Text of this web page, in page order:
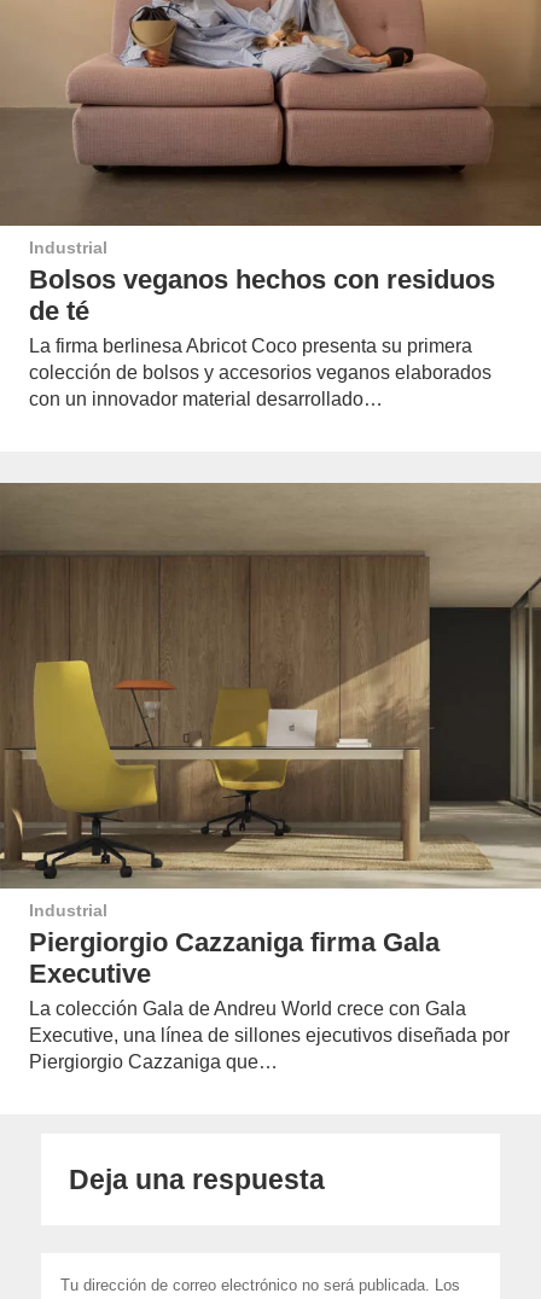
Industrial
Bolsos veganos hechos con residuos
de té
La firma berlinesa Abricot Coco presenta su primera
colección de bolsos y accesorios veganos elaborados
con un innovador material desarrollado…
Industrial
Piergiorgio Cazzaniga firma Gala
Executive
La colección Gala de Andreu World crece con Gala
Executive, una línea de sillones ejecutivos diseñada por
Piergiorgio Cazzaniga que…
Deja una respuesta
Tu dirección de correo electrónico no será publicada.
Los